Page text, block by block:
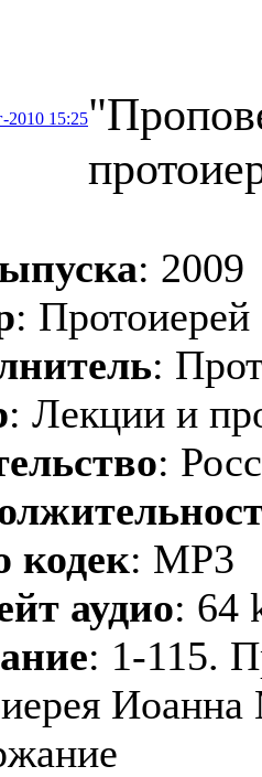
2010 15:25
: 2009
:
:
: Лекции и
:
кодек: MP3
аудио: 64
: 1-115.